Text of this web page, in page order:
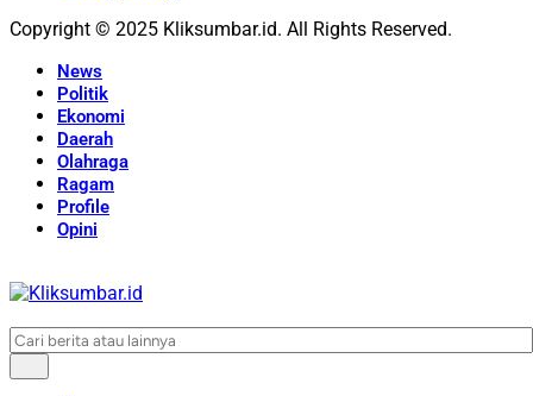
Copyright © 2025 Kliksumbar.id. All Rights Reserved.
News
Politik
Ekonomi
Daerah
Olahraga
Ragam
Profile
Opini